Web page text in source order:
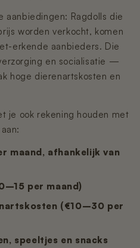
aanbiedingen: Ragdolls die
worden verkocht, komen
erkende aanbieders. Die
en socialisatie —
hoge dierenartskosten en
je ook rekening houden met
maand, afhankelijk van
per maand)
(€10–30 per
speeltjes en snacks